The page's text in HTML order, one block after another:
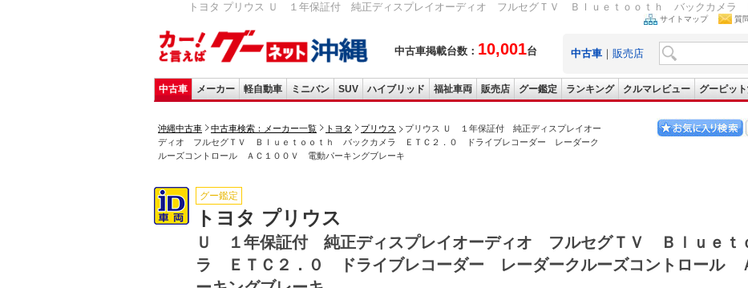
トヨタ プリウス Ｕ １年保証付 純正ディスプレイオーディオ フルセグＴＶ Ｂｌｕｅｔｏｏｔｈ バックカメラ
中古車掲載台数： 10,001台
サイトマップ 質
中古車 ｜ 販売店
中古車 メーカー 軽自動車 ミニバン SUV ハイブリッド 福祉車両 販売店 グー鑑定 ランキング クルマレビュー グーピッ
沖縄中古車 中古車検索：メーカー一覧 トヨタ プリウス
プリウス Ｕ １年保証付 純正ディスプレイオー
ディオ フルセグＴＶ Ｂｌｕｅｔｏｏｔｈ バックカメラ ＥＴＣ２．０ ドライブレコーダー レーダーク
ルーズコントロール ＡＣ１００Ｖ 電動パーキングブレーキ
グー鑑定
トヨタ プリウス
Ｕ １年保証付 純正ディスプレイオーディオ フルセグＴＶ Ｂｌｕｅｔ
ラ ＥＴＣ２．０ ドライブレコーダー レーダークルーズコントロール